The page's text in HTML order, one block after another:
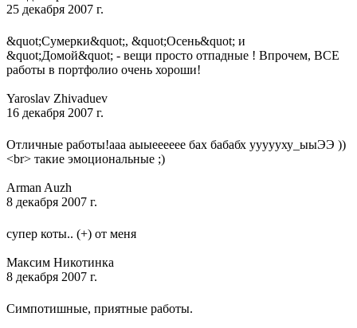
25 декабря 2007 г.
&quot;Сумерки&quot;, &quot;Осень&quot; и
&quot;Домой&quot; - вещи просто отпадные ! Впрочем, ВСЕ
работы в портфолио очень хороши!
Yaroslav Zhivaduev
16 декабря 2007 г.
Отличные работы!ааа аыыееееее бах бабабх уууууху_ыыЭЭ ))
<br> такие эмоциональные ;)
Arman Auzh
8 декабря 2007 г.
супер коты.. (+) от меня
Максим Никотинка
8 декабря 2007 г.
Симпотишные, приятные работы.